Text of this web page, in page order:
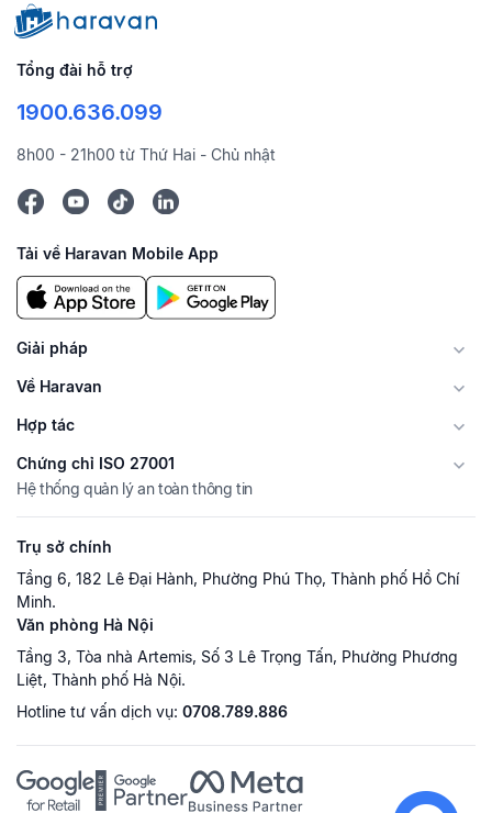
Tổng đài hỗ trợ
1900.636.099
8h00 - 21h00 từ Thứ Hai - Chủ nhật
Tải về Haravan Mobile App
Giải pháp
Về Haravan
Hợp tác
Chứng chỉ ISO 27001
Hệ thống quản lý an toàn thông tin
Trụ sở chính
Tầng 6, 182 Lê Đại Hành, Phường Phú Thọ, Thành phố Hồ Chí
Minh.
Văn phòng Hà Nội
Tầng 3, Tòa nhà Artemis, Số 3 Lê Trọng Tấn, Phường Phương
Liệt, Thành phố Hà Nội.
Hotline tư vấn dịch vụ: 0708.789.886